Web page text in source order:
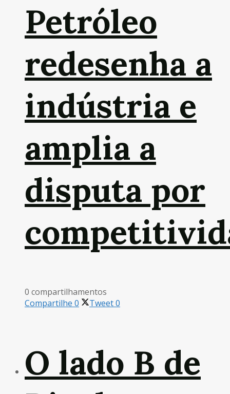
Petróleo
redesenha a
indústria e
amplia a
disputa por
0 compartilhamentos
Compartilhe 0 Tweet0
O lado B de